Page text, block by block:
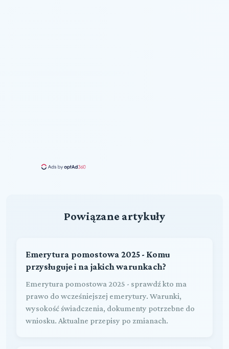
Powiązane artykuły
Emerytura pomostowa 2025 - Komu
przysługuje i na jakich warunkach?
Emerytura pomostowa 2025 - sprawdź kto ma
prawo do wcześniejszej emerytury. Warunki,
wysokość świadczenia, dokumenty potrzebne do
wniosku. Aktualne przepisy po zmianach.